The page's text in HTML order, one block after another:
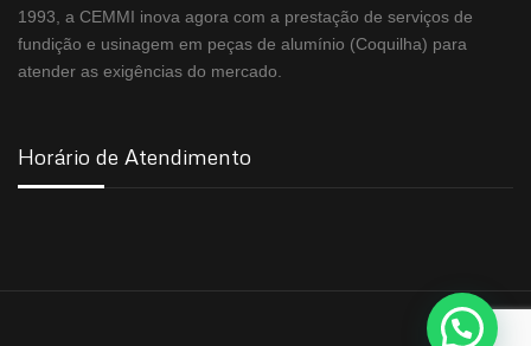
1993, a CEMMI inova agora com a prestação de serviços de
fundição e usinagem em peças de alumínio (Coquilha) para
atender as exigências do mercado.
Horário de Atendimento